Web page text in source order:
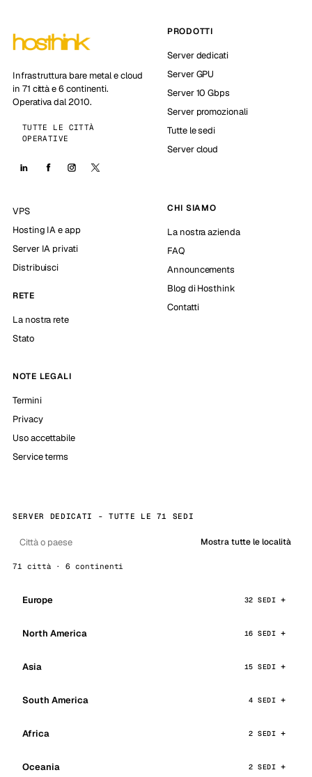
Infrastruttura bare metal e cloud
in 71 città e 6 continenti.
Operativa dal 2010.
TUTTE LE CITTÀ
OPERATIVE
PRODOTTI
Server dedicati
Server GPU
Server 10 Gbps
Server promozionali
Tutte le sedi
Server cloud
VPS
Hosting IA e app
Server IA privati
Distribuisci
RETE
La nostra rete
Stato
CHI SIAMO
La nostra azienda
FAQ
Announcements
Blog di Hosthink
Contatti
NOTE LEGALI
Termini
Privacy
Uso accettabile
Service terms
SERVER DEDICATI - TUTTE LE 71 SEDI
Mostra tutte le località
71 città · 6 continenti
Europe 32 SEDI
North America 16 SEDI
Asia 15 SEDI
South America 4 SEDI
Africa 2 SEDI
Oceania 2 SEDI